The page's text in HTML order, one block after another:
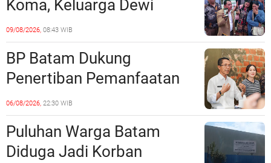
Koma, Keluarga Dewi
Sartika Polisikan RS Awal
Bros Botania
09/08/2026, 08:43 WIB
BP Batam Dukung
Penertiban Pemanfaatan
Ruang Laut Sesuai
Ketentuan Peraturan
Perundang-undangan
06/08/2026, 22:30 WIB
Puluhan Warga Batam
Diduga Jadi Korban